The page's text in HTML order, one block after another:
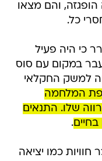
והם מצאו
כל.
כי היה פעיל
במקום עם סוס
למשק החקלאי
המלחמה
שלו. התנאים
.
חוויות כמו יציאה